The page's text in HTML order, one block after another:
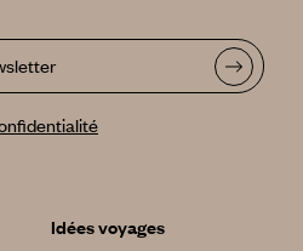
Idées voyages